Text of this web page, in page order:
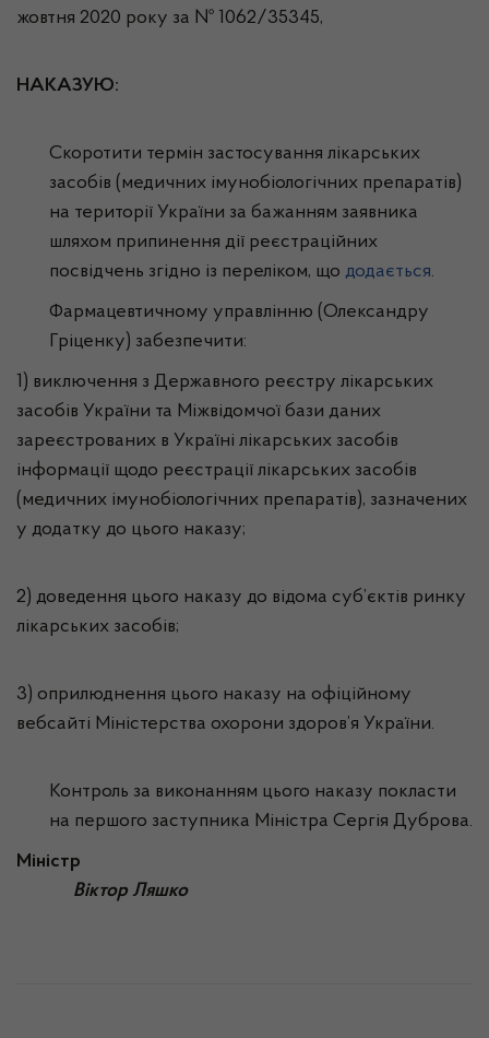
жовтня 2020 року за № 1062/35345,
НАКАЗУЮ:
Скоротити термін застосування лікарських
засобів (медичних імунобіологічних препаратів)
на території України за бажанням заявника
шляхом припинення дії реєстраційних
посвідчень згідно із переліком, що додається.
Фармацевтичному управлінню (Олександру
Гріценку) забезпечити:
1) виключення з Державного реєстру лікарських
засобів України та Міжвідомчої бази даних
зареєстрованих в Україні лікарських засобів
інформації щодо реєстрації лікарських засобів
(медичних імунобіологічних препаратів), зазначених
у додатку до цього наказу;
2) доведення цього наказу до відома суб’єктів ринку
лікарських засобів;
3) оприлюднення цього наказу на офіційному
вебсайті Міністерства охорони здоров’я України.
Контроль за виконанням цього наказу покласти
на першого заступника Міністра Сергія Дуброва.
Міністр
Віктор Ляшко